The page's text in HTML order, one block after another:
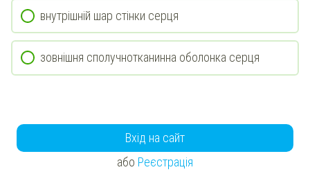
внутрішній шар стінки серця
зовнішня сполучнотканинна оболонка серця
Вхід на сайт
або Реєстрація